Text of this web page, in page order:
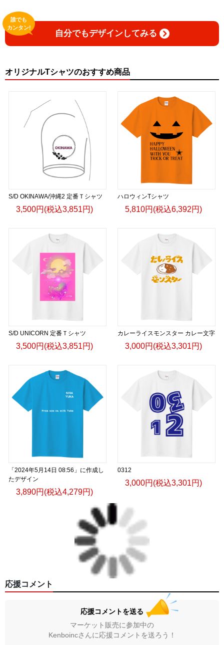
自分でもデザインしてみる
誰でも
カンタン!
オリジナルTシャツのおすすめ商品
S/D OKINAWA/沖縄2 定番Ｔシャツ
3,500円(税込3,851円)
ハロウィンTシャツ
5,810円(税込6,392円)
S/D UNICORN 定番Ｔシャツ
3,500円(税込3,851円)
カレーライスモンスター カレー文字
3,000円(税込3,301円)
「2024年5月14日 08:56」に作成し
たデザイン
3,890円(税込4,279円)
0312
3,000円(税込3,301円)
応援コメント
応援コメントを送る
マーケット販売に参加中の
Kenboincさんに応援コメントを送ろう！